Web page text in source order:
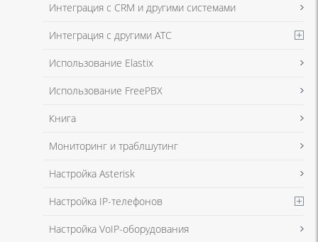
Я даю согласие на обработку моих персональных данных для связи
в соответствии с Политикой в отношении обработки персональных
Интеграция с CRM и другими системами
Интеграция с другими АТС
Использование Elastix
Использование FreePBX
Книга
Мониторинг и траблшутинг
Настройка Asterisk
Настройка IP-телефонов
Настройка VoIP-оборудования